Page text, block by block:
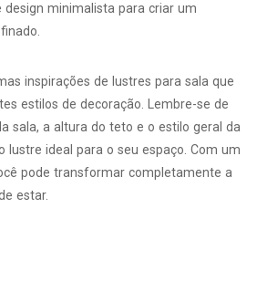
minimalista para criar um
inspirações de lustres para sala que
estilos de decoração. Lembre-se de
sala, a altura do teto e o estilo geral da
lustre ideal para o seu espaço. Com um
pode transformar completamente a
estar.